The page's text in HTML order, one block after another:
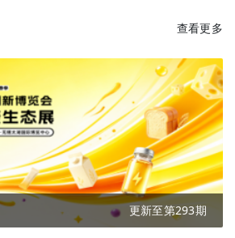
查看更多
更新至第293期